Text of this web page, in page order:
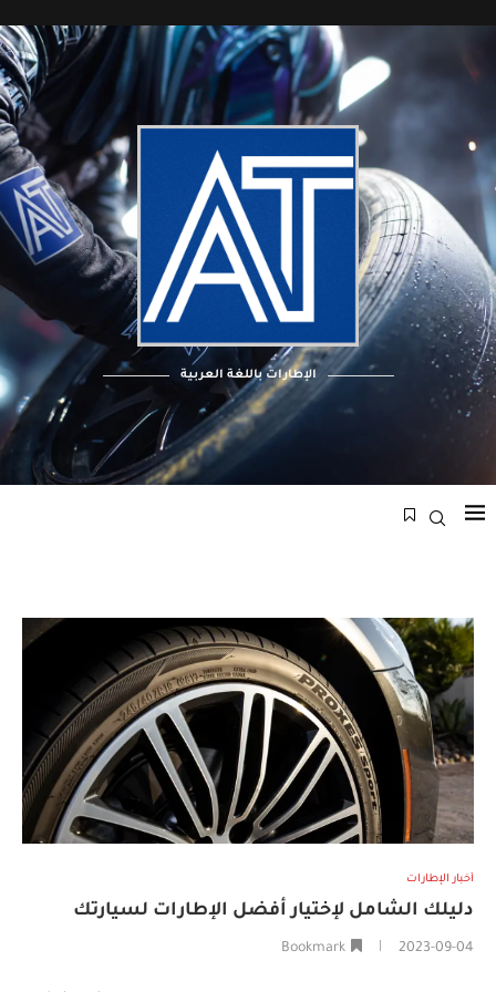
الإطارات باللغة العربية
أخبار الإطارات
دليلك الشامل لإختيار أفضل الإطارات لسيارتك
2023-09-04
Bookmark